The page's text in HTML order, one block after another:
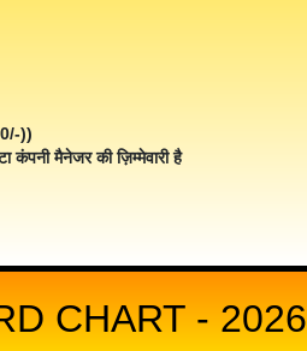
))
कंपनी मैनेजर की ज़िम्मेवारी है
CHART - 2026